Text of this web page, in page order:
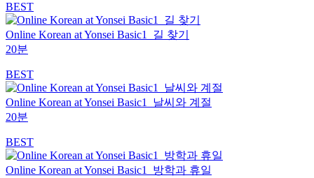
BEST
Online Korean at Yonsei Basic1_길 찾기
20분
BEST
Online Korean at Yonsei Basic1_날씨와 계절
20분
BEST
Online Korean at Yonsei Basic1_방학과 휴일